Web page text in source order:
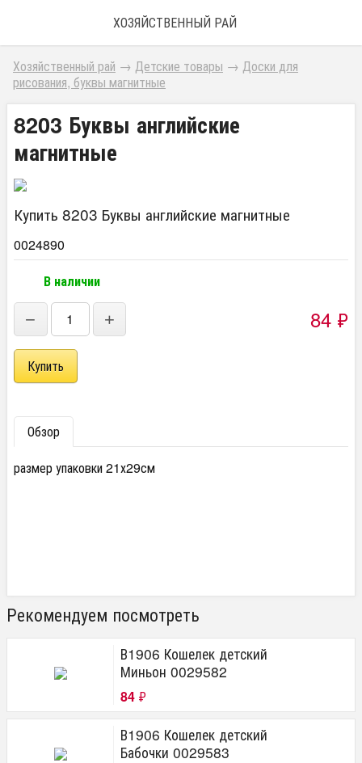
ХОЗЯЙСТВЕННЫЙ РАЙ
Хозяйственный рай → Детские товары → Доски для
рисования, буквы магнитные
8203 Буквы английские
магнитные
Купить 8203 Буквы английские магнитные
0024890
В наличии
− + 84 ₽
Обзор
размер упаковки 21х29см
Рекомендуем посмотреть
В1906 Кошелек детский
Миньон 0029582
84 ₽
В1906 Кошелек детский
Бабочки 0029583